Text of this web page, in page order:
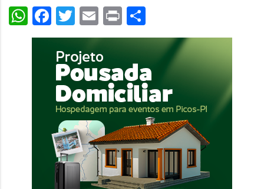
WhatsApp
Facebook
Twitter
Email
PrintShare